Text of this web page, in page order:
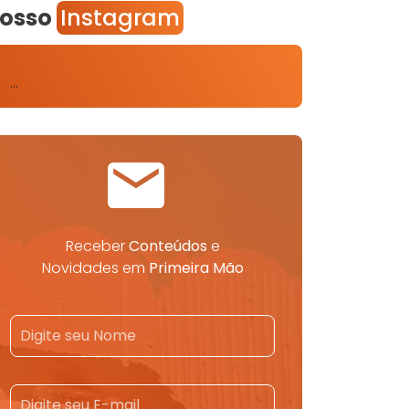
Instagram
…
ReceberConteúdos e
Novidades em Primeira Mão